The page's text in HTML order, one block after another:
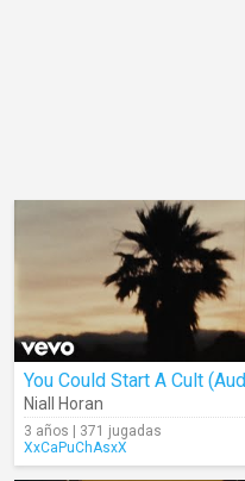
Niall Horan
3 años | 371 jugadas
XxCaPuChAsxX